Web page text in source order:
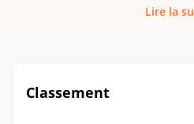
Lire la
Classement